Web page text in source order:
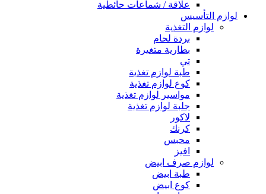
علاقة / شماعات حائطية
لوازم التأسيس
لوازم التغذية
بردة لحام
بطارية متغيرة
تي
طبة لوازم تغذية
كوع لوازم تغذية
مواسير لوازم تغذية
جلبة لوازم تغذية
لاكور
كرنك
محبس
افيز
لوازم صرف ابيض
طبة ابيض
كوع ابيض